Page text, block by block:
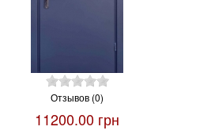
Отзывов (0)
11200.00 грн